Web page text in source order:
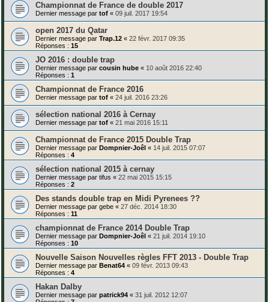
Championnat de France de double 2017
Dernier message par tof « 09 juil. 2017 19:54
open 2017 du Qatar
Dernier message par Trap.12 « 22 févr. 2017 09:35
Réponses : 15
JO 2016 : double trap
Dernier message par cousin hube « 10 août 2016 22:40
Réponses : 1
Championnat de France 2016
Dernier message par tof « 24 juil. 2016 23:26
sélection national 2016 à Cernay
Dernier message par tof « 21 mai 2016 15:11
Championnat de France 2015 Double Trap
Dernier message par Dompnier-Joêl « 14 juil. 2015 07:07
Réponses : 4
sélection national 2015 à cernay
Dernier message par tifus « 22 mai 2015 15:15
Réponses : 2
Des stands double trap en Midi Pyrenees ??
Dernier message par gebe « 27 déc. 2014 18:30
Réponses : 11
championnat de France 2014 Double Trap
Dernier message par Dompnier-Joêl « 21 juil. 2014 19:10
Réponses : 10
Nouvelle Saison Nouvelles règles FFT 2013 - Double Trap
Dernier message par Benat64 « 09 févr. 2013 09:43
Réponses : 4
Hakan Dalby
Dernier message par patrick94 « 31 juil. 2012 12:07